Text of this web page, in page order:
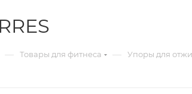
— Товары для фитнеса — Упоры для